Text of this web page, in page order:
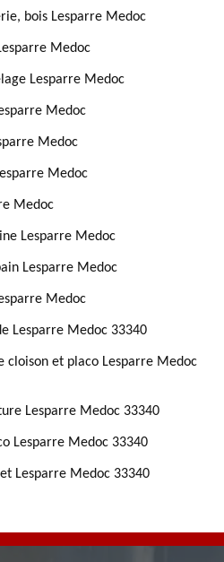
bois Lesparre Medoc
Medoc
Lesparre Medoc
Medoc
Medoc
Medoc
Medoc
Lesparre Medoc
Lesparre Medoc
Medoc
Lesparre Medoc 33340
cloison et placo Lesparre Medoc
Lesparre Medoc 33340
Lesparre Medoc 33340
Lesparre Medoc 33340